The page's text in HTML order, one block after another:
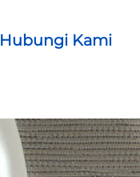
Hubungi Kami